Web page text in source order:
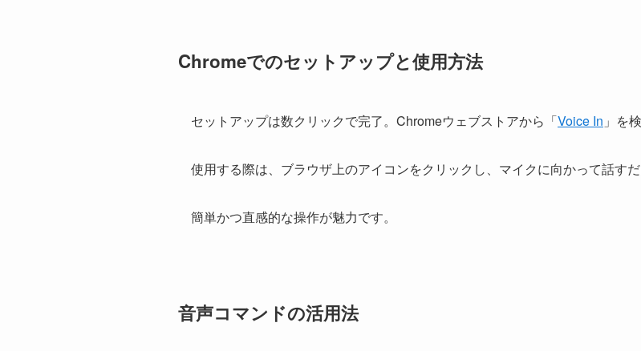
Chromeでのセットアップと使用方法
セットアップは数クリックで完了。Chromeウェブストアから「Voice In 」を
使用する際は、ブラウザ上のアイコンをクリックし、マイクに向かって話すだ
簡単かつ直感的な操作が魅力です。
音声コマンドの活用法